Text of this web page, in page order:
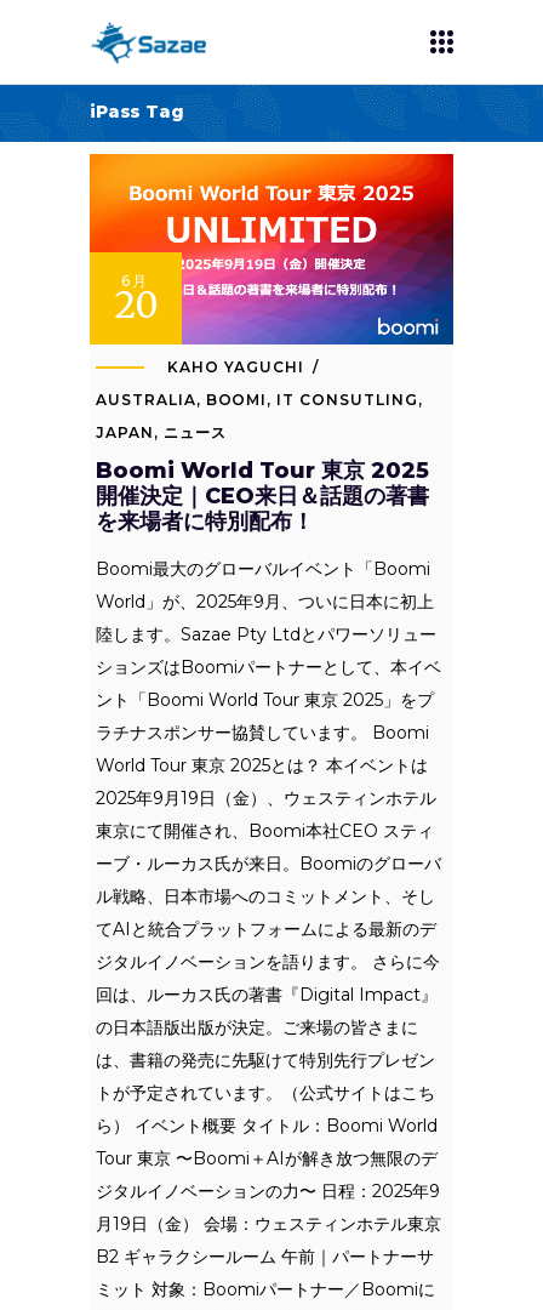
iPass Tag
6月
20
KAHO YAGUCHI
AUSTRALIA, BOOMI , IT CONSUTLING ,
JAPAN , ニュース
Boomi World Tour 東京 2025
開催決定｜CEO来日＆話題の著書
を来場者に特別配布！
Boomi最大のグローバルイベント「Boomi
World」が、2025年9月、ついに日本に初上
陸します。Sazae Pty Ltdとパワーソリュー
ションズはBoomiパートナーとして、本イベ
ント「Boomi World Tour 東京 2025」をプ
ラチナスポンサー協賛しています。 Boomi
World Tour 東京 2025とは？ 本イベントは
2025年9月19日（金）、ウェスティンホテル
東京にて開催され、Boomi本社CEO スティ
ーブ・ルーカス氏が来日。Boomiのグローバ
ル戦略、日本市場へのコミットメント、そし
てAIと統合プラットフォームによる最新のデ
ジタルイノベーションを語ります。 さらに今
回は、ルーカス氏の著書『Digital Impact』
の日本語版出版が決定。ご来場の皆さまに
は、書籍の発売に先駆けて特別先行プレゼン
トが予定されています。（公式サイトはこち
ら） イベント概要 タイトル：Boomi World
Tour 東京 〜Boomi＋AIが解き放つ無限のデ
ジタルイノベーションの力〜 日程：2025年9
月19日（金） 会場：ウェスティンホテル東京
B2 ギャラクシールーム 午前｜パートナーサ
ミット 対象：Boomiパートナー／Boomiに